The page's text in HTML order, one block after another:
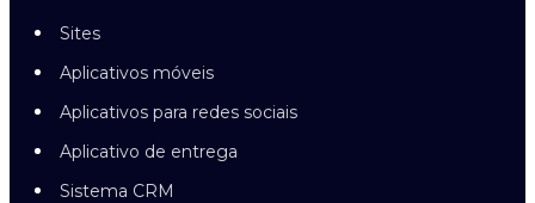
Sites
Aplicativos móveis
Aplicativos para redes sociais
Aplicativo de entrega
Sistema CRM